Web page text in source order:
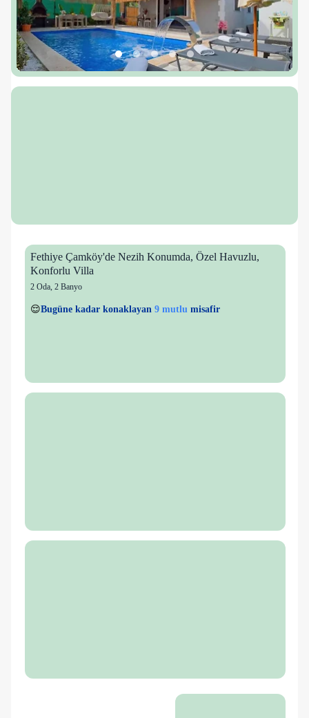
Fethiye Çamköy'de Nezih Konumda, Özel Havuzlu,
Konforlu Villa
2 Oda, 2 Banyo
👀Son 1 saatte42 kişigörüntüledi